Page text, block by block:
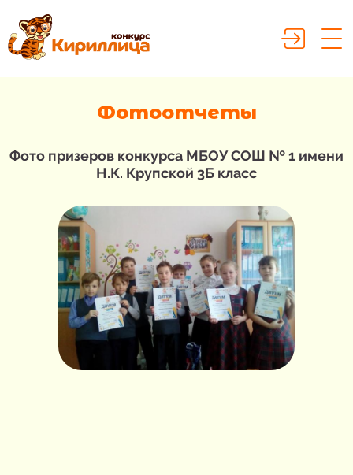
Фотоотчеты
Фото призеров конкурса МБОУ СОШ № 1 имени
Н.К. Крупской 3Б класс